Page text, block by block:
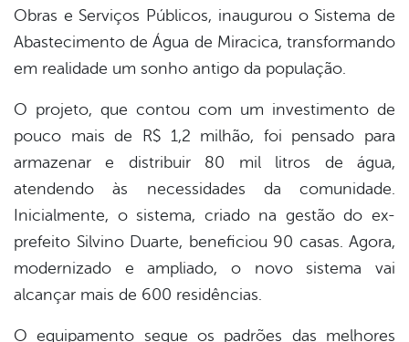
Obras e Serviços Públicos, inaugurou o Sistema de
Abastecimento de Água de Miracica, transformando
em realidade um sonho antigo da população.
O projeto, que contou com um investimento de
pouco mais de R$ 1,2 milhão, foi pensado para
armazenar e distribuir 80 mil litros de água,
atendendo às necessidades da comunidade.
Inicialmente, o sistema, criado na gestão do ex-
prefeito Silvino Duarte, beneficiou 90 casas. Agora,
modernizado e ampliado, o novo sistema vai
alcançar mais de 600 residências.
O equipamento segue os padrões das melhores